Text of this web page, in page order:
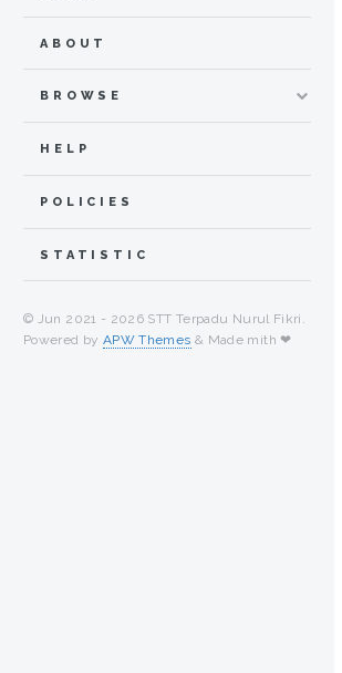
ABOUT
BROWSE
HELP
POLICIES
STATISTIC
© Jun 2021 - 2026 STT Terpadu Nurul Fikri.
Powered by APW Themes & Made mith ❤